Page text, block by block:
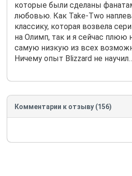
которые были сделаны
любовью. Как Take-Two
классику, которая возвела
на Олимп, так и я сейчас плюю
самую низкую из всех
Ничему опыт Blizzard не
Комментарии к отзыву (156)